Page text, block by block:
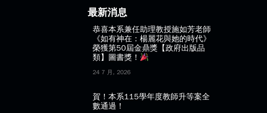
最新消息
恭喜本系兼任助理教授施如芳老師
《如有神在：楊麗花與她的時代》
榮獲第50屆金鼎獎【政府出版品
類】圖書獎！
24 7 月, 2026
賀！本系115學年度教師升等案全
數通過！